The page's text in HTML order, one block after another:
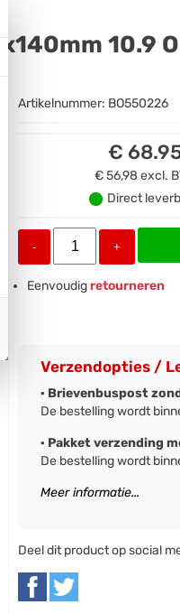
10.9
Artikelnummer: BO550226
€
€ 56,98 excl.
Direct
- +
Eenvoudigretourneren
Verzendopties /
· Brievenbuspost
De bestelling wordt
· Pakket verzending
De bestelling wordt
Meer informatie...
Deel dit product op social